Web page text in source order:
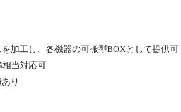
加工し、各機器の可搬型BOXとして提供可
相当対応可
り